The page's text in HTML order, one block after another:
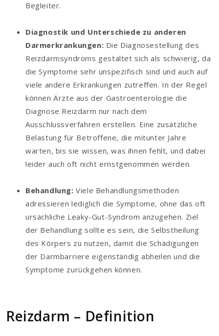
Begleiter.
Diagnostik und Unterschiede zu anderen
Darmerkrankungen: Die Diagnosestellung des
Reizdarmsyndroms gestaltet sich als schwierig, da
die Symptome sehr unspezifisch sind und auch auf
viele andere Erkrankungen zutreffen. In der Regel
können Ärzte aus der Gastroenterologie die
Diagnose Reizdarm nur nach dem
Ausschlussverfahren erstellen. Eine zusätzliche
Belastung für Betroffene, die mitunter Jahre
warten, bis sie wissen, was ihnen fehlt, und dabei
leider auch oft nicht ernstgenommen werden.
Behandlung: Viele Behandlungsmethoden
adressieren lediglich die Symptome, ohne das oft
ursächliche Leaky-Gut-Syndrom anzugehen. Ziel
der Behandlung sollte es sein, die Selbstheilung
des Körpers zu nutzen, damit die Schädigungen
der Darmbarriere eigenständig abheilen und die
Symptome zurückgehen können.
Reizdarm – Definition